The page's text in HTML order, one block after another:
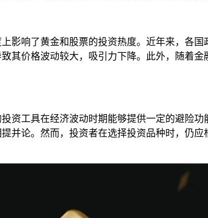
影响了黄金和股票的投资热度。近年来，各
其价格波动较大，吸引力下降。此外，随着
资工具在经济波动时期能够提供一定的避险
并论。然而，投资者在选择投资品种时，仍